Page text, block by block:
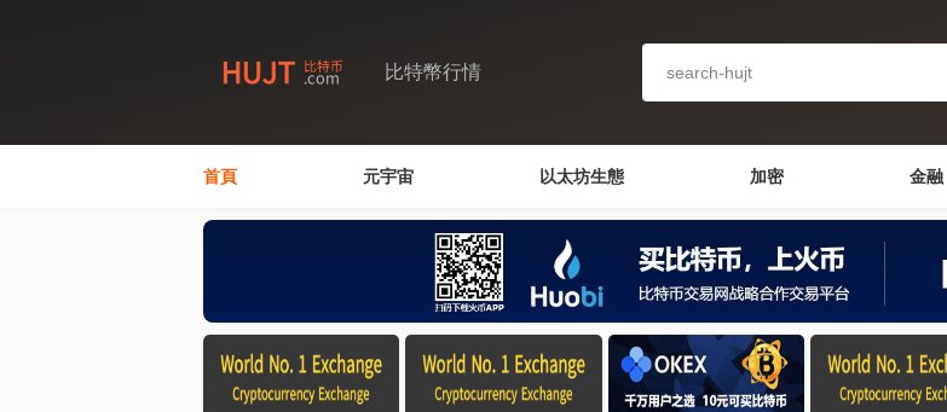
比特幣行情
首頁 元宇宙 以太坊生態 加密 金融